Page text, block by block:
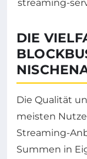
DIE
Die Qualität
meisten
Streaming-
Summen in